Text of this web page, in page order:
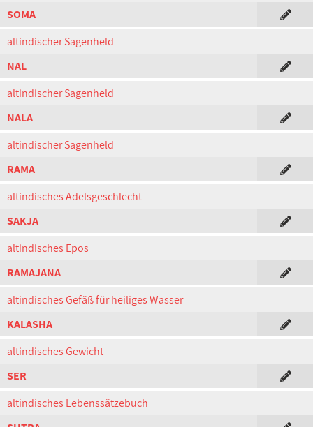
SOMA
altindischer Sagenheld
NAL
altindischer Sagenheld
NALA
altindischer Sagenheld
RAMA
altindisches Adelsgeschlecht
SAKJA
altindisches Epos
RAMAJANA
altindisches Gefäß für heiliges Wasser
KALASHA
altindisches Gewicht
SER
altindisches Lebenssätzebuch